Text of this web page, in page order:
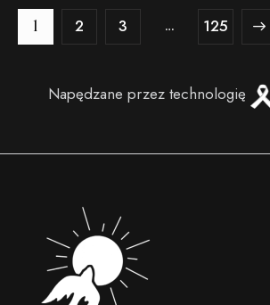
1 2 3 … 125
→
Napędzane przez technologię